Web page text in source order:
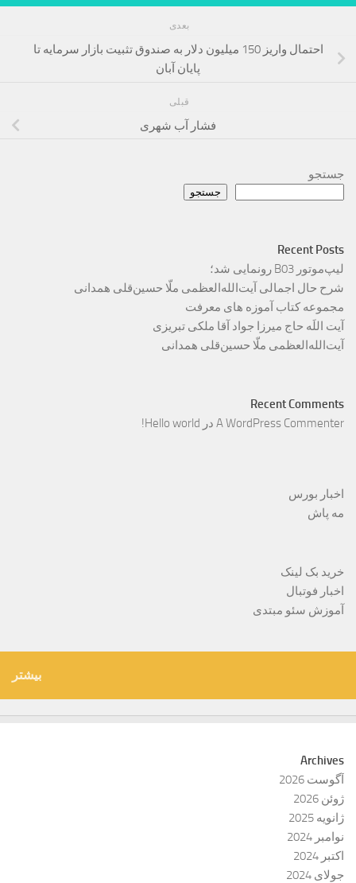
بعدی
احتمال واریز 150 میلیون دلار به صندوق تثبیت بازار سرمایه تا
پایان آبان
قبلی
فشار آب شهری
جستجو
جستجو
Recent Posts
لیپ‌موتور B03 رونمایی شد؛
شرح حال اجمالی آیت‌الله‌العظمی ملّا حسین‌قلی همدانی
مجموعه کتاب آموزه های معرفت
آیت اللَه حاج میرزا جواد آقا ملکی تبریزی
آیت‌الله‌العظمی ملّا حسین‌قلی همدانی
Recent Comments
A WordPress Commenter در Hello world!
اخبار بورس
مه پاش
خرید بک لینک
اخبار فوتبال
آموزش سئو مبتدی
بیشتر
Archives
آگوست 2026
ژوئن 2026
ژانویه 2025
نوامبر 2024
اکتبر 2024
جولای 2024